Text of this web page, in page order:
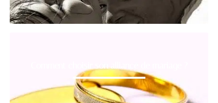
Comment choisir son alliance de mariage ?